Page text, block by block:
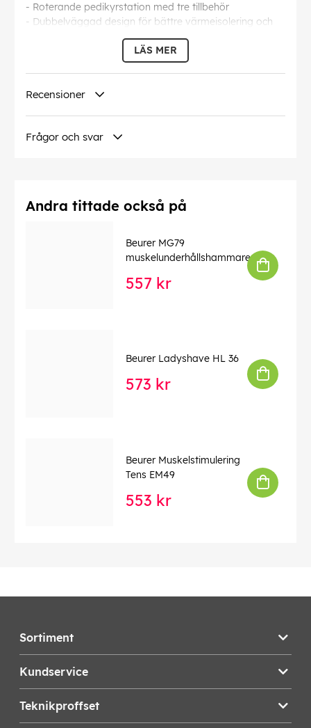
- Roterande pedikyrstation med tre tillbehör
- Dubbelväggad design för bättre värmeisolering och
- Touchskärm för enkel kontroll
- Rymmer skostorlekar upp till 51
sladdvinda
LÄS MER
Recensioner
Frågor och svar
Andra tittade också på
Beurer MG79
muskelunderhållshammare
557 kr
Beurer Ladyshave HL 36
573 kr
Beurer Muskelstimulering
Tens EM49
553 kr
Sortiment
Kundservice
Teknikproffset